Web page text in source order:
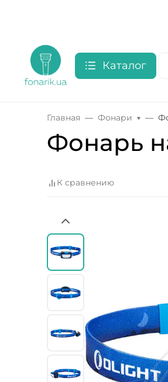
Каталог
Главная Фонари
Фонарь
К сравнению